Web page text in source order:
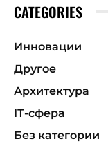
CATEGORIES
Инновации
Другое
Архитектура
ІТ-сфера
Без категории